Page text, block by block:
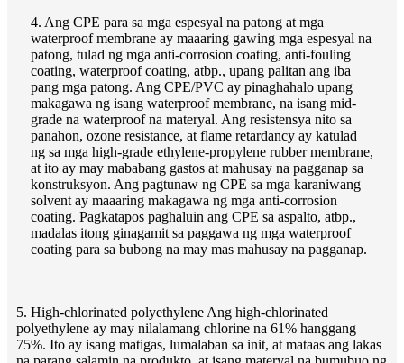
4. Ang CPE para sa mga espesyal na patong at mga
waterproof membrane ay maaaring gawing mga espesyal na
patong, tulad ng mga anti-corrosion coating, anti-fouling
coating, waterproof coating, atbp., upang palitan ang iba
pang mga patong. Ang CPE/PVC ay pinaghahalo upang
makagawa ng isang waterproof membrane, na isang mid-
grade na waterproof na materyal. Ang resistensya nito sa
panahon, ozone resistance, at flame retardancy ay katulad
ng sa mga high-grade ethylene-propylene rubber membrane,
at ito ay may mababang gastos at mahusay na pagganap sa
konstruksyon. Ang pagtunaw ng CPE sa mga karaniwang
solvent ay maaaring makagawa ng mga anti-corrosion
coating. Pagkatapos paghaluin ang CPE sa aspalto, atbp.,
madalas itong ginagamit sa paggawa ng mga waterproof
coating para sa bubong na may mas mahusay na pagganap.
5. High-chlorinated polyethylene Ang high-chlorinated
polyethylene ay may nilalamang chlorine na 61% hanggang
75%. Ito ay isang matigas, lumalaban sa init, at mataas ang lakas